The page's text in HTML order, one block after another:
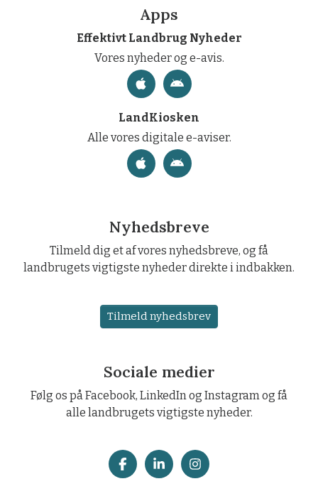
Apps
Effektivt Landbrug Nyheder
Vores nyheder og e-avis.
LandKiosken
Alle vores digitale e-aviser.
Nyhedsbreve
Tilmeld dig et af vores nyhedsbreve, og få
landbrugets vigtigste nyheder direkte i indbakken.
Tilmeld nyhedsbrev
Sociale medier
Følg os på Facebook, LinkedIn og Instagram og få
alle landbrugets vigtigste nyheder.